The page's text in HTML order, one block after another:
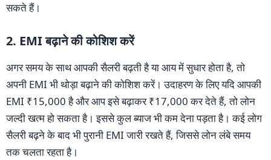
सकते हैं।
2. EMI बढ़ाने की कोशिश करें
अगर समय के साथ आपकी सैलरी बढ़ती है या आय में सुधार होता है, तो
अपनी EMI भी थोड़ा बढ़ाने की कोशिश करें। उदाहरण के लिए यदि आपकी
EMI ₹15,000 है और आप इसे बढ़ाकर ₹17,000 कर देते हैं, तो लोन
जल्दी खत्म हो सकता है। इससे कुल ब्याज भी कम देना पड़ता है। कई लोग
सैलरी बढ़ने के बाद भी पुरानी EMI जारी रखते हैं, जिससे लोन लंबे समय
तक चलता रहता है।